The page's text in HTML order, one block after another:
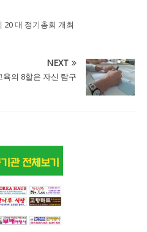
20 대 정기총회 개최
NEXT
의 8할은 자신 탐구